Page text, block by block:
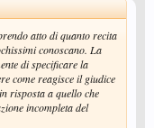
atto di quanto recita
conoscano. La
di specificare la
come reagisce il giudice
risposta a quello che
incompleta del